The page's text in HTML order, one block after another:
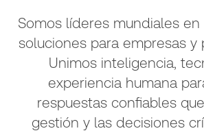
Somos líderes mundiales
soluciones para empresas y
Unimos inteligencia,
experiencia humana
respuestas confiables
gestión y las decisiones